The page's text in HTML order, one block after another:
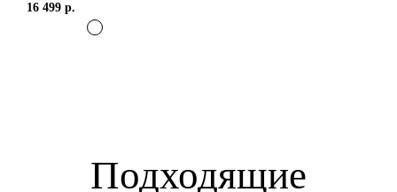
16 499 р.
Подходящие